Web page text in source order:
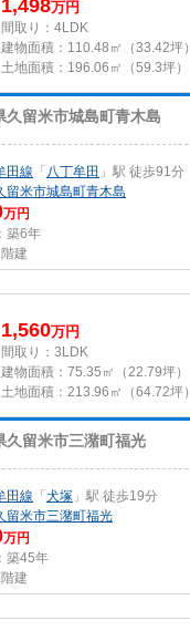
1,498万円
間取り：4LDK
建物面積： 110.48㎡（33.42坪）
土地面積： 196.06㎡（59.3坪）
久留米市城島町青木島
田線 「 八丁牟田 」駅 徒歩91分
留米市城島町青木島
万円
築6年
建
1,560万円
間取り：3LDK
建物面積： 75.35㎡（22.79坪）
土地面積： 213.96㎡（64.72坪）
久留米市三潴町福光
田線 「 犬塚 」駅 徒歩19分
留米市三潴町福光
万円
築45年
建